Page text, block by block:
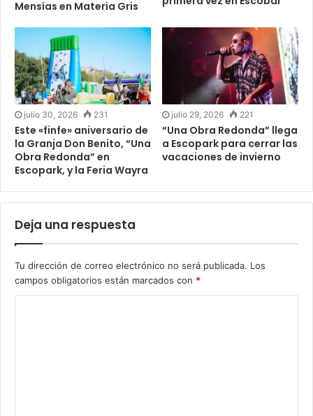
Mensías en Materia Gris
julio 30, 2026 231
Este «finfe» aniversario de
la Granja Don Benito, “Una
Obra Redonda” en
Escopark, y la Feria Wayra
julio 29, 2026 221
“Una Obra Redonda” llega
a Escopark para cerrar las
vacaciones de invierno
Deja una respuesta
Tu dirección de correo electrónico no será publicada. Los
campos obligatorios están marcados con *